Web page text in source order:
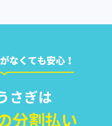
なくても安心！
さぎは
分割払い